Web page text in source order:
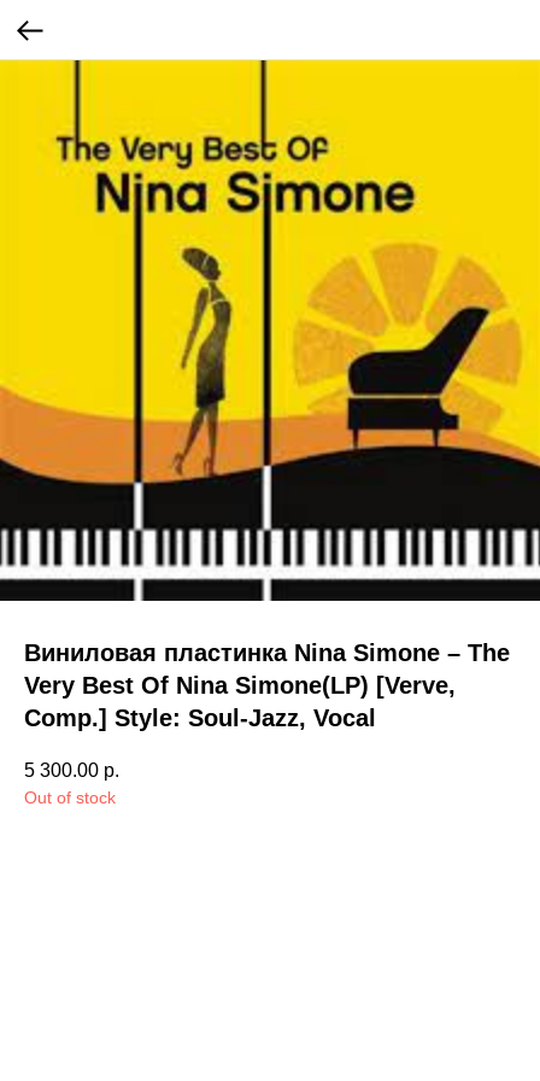
Виниловая пластинка Nina Simone – The
Very Best Of Nina Simone(LP) [Verve,
Comp.] Style: Soul-Jazz, Vocal
5 300.00 р.
Out of stock